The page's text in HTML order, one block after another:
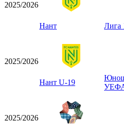
2025/2026
Нант Лига
2025/2026
Нант U-19
2025/2026